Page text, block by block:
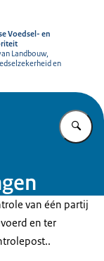
Voedsel- en
Landbouw,
en
van één partij
en ter